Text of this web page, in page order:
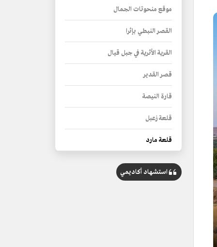
موقع منحوتات الجمال
القصر النبطي بإثرا
القرية الأثرية في جبل قيال
قصر القدير
قارة النيصة
قلعة زعبل
قلعة مارد
استشهاد أكاديمي